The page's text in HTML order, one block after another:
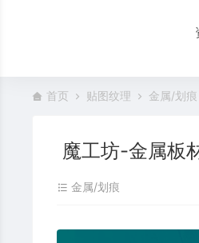
首页 贴图纹理 金属/划痕
魔工坊-金属板
金属/划痕